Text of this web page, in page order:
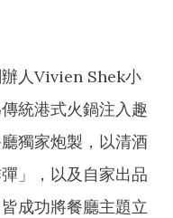
辦人Vivien Shek小
統港式火鍋注入趣
獨家炮製，以清酒
」，以及自家出品
成功將餐廳主題立